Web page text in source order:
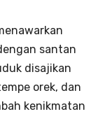
santan
disajikan
orek, dan
kenikmatan